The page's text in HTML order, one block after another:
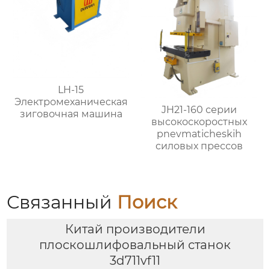
LH-15
Электромеханическая
зиговочная машина
JH21-160 серии
высокоскоростных
pnevmaticheskih
силовых прессов
Связанный Поиск
Китай производители
плоскошлифовальный станок
3d711vf11